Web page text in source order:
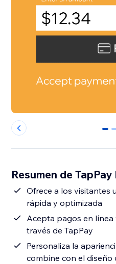
0 1
Resumen de
Ofrece a los visitantes
rápida y optimizada
Acepta pagos en línea
través de TapPay
Personaliza la
combine con el diseño